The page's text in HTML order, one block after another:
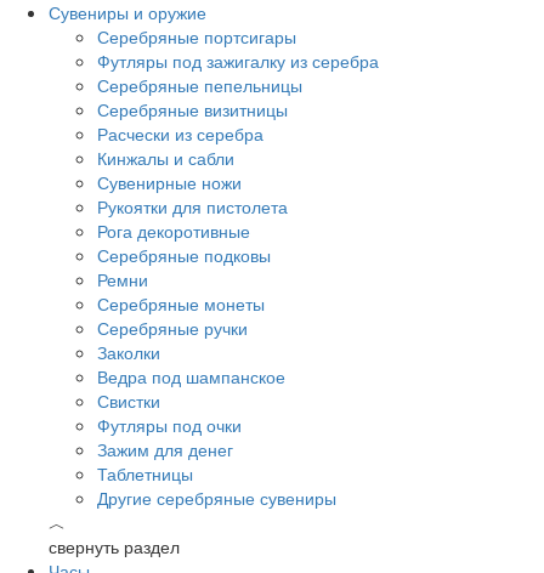
Сувениры и оружие
Серебряные портсигары
Футляры под зажигалку из серебра
Серебряные пепельницы
Серебряные визитницы
Расчески из серебра
Кинжалы и сабли
Сувенирные ножи
Рукоятки для пистолета
Рога декоротивные
Серебряные подковы
Ремни
Серебряные монеты
Серебряные ручки
Заколки
Ведра под шампанское
Свистки
Футляры под очки
Зажим для денег
Таблетницы
Другие серебряные сувениры
︿
свернуть раздел